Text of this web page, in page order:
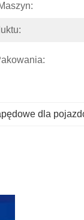
dla